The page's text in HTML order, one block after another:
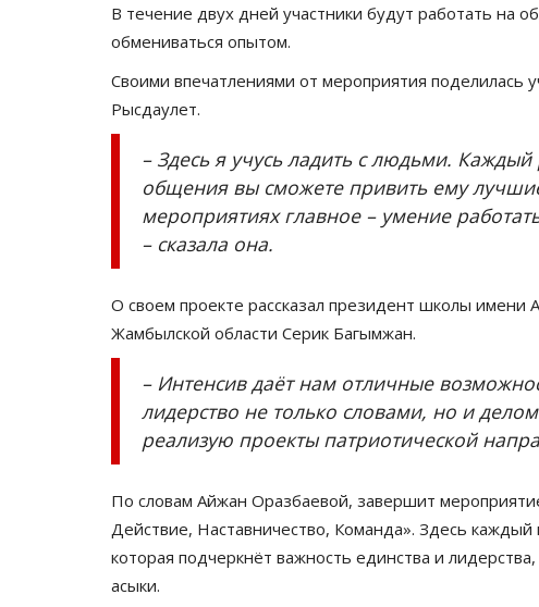
В течение двух дней участники будут работать на
обмениваться опытом.
Своими впечатлениями от мероприятия поделилась
Рысдаулет.
– Здесь я учусь ладить с людьми.
общения вы сможете привить ему
мероприятиях главное – умение
– сказала она.
О своем проекте рассказал президент школы имени
Жамбылской области Серик Багымжан.
– Интенсив даёт нам отличные
лидерство не только словами, но и
реализую проекты патриотической
По словам Айжан Оразбаевой, завершит
Действие, Наставничество, Команда». Здесь каждый
которая подчеркнёт важность единства и
асыки.
работу.